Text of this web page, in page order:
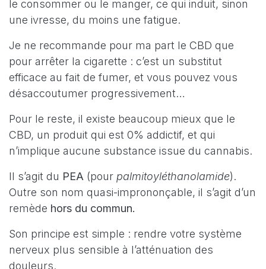
le consommer ou le manger, ce qui induit, sinon
une ivresse, du moins une fatigue.
Je ne recommande pour ma part le CBD que
pour arrêter la cigarette : c’est un substitut
efficace au fait de fumer, et vous pouvez vous
désaccoutumer progressivement…
Pour le reste, il existe beaucoup mieux que le
CBD, un produit qui est 0% addictif, et qui
n’implique aucune substance issue du cannabis.
Il s’agit du PEA (pour palmitoyléthanolamide).
Outre son nom quasi-imprononçable, il s’agit d’un
remède hors du commun.
Son principe est simple : rendre votre système
nerveux plus sensible à l’atténuation des
douleurs.